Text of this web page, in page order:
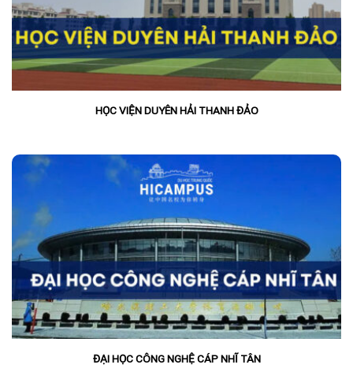
HỌC VIỆN DUYÊN HẢI THANH ĐẢO
ĐẠI HỌC CÔNG NGHỆ CÁP NHĨ TÂN